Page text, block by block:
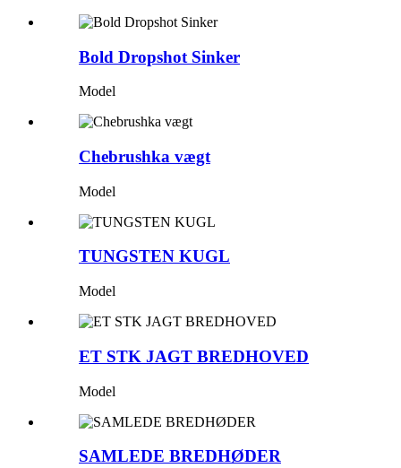
Bold Dropshot Sinker
Model
Chebrushka vægt
Model
TUNGSTEN KUGL
Model
ET STK JAGT BREDHOVED
Model
SAMLEDE BREDHØDER